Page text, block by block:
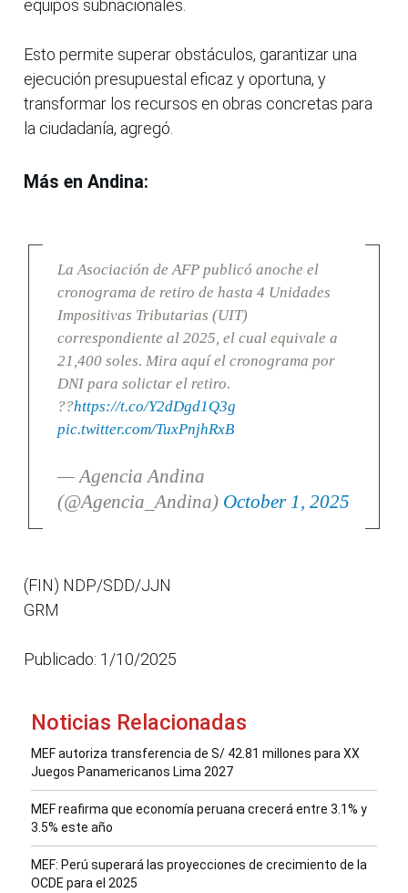
equipos subnacionales.
Esto permite superar obstáculos, garantizar una
ejecución presupuestal eficaz y oportuna, y
transformar los recursos en obras concretas para
la ciudadanía, agregó.
Más en Andina:
La Asociación de AFP publicó anoche el
cronograma de retiro de hasta 4 Unidades
Impositivas Tributarias (UIT)
correspondiente al 2025, el cual equivale a
21,400 soles. Mira aquí el cronograma por
DNI para solictar el retiro.
??https://t.co/Y2dDgd1Q3g
pic.twitter.com/TuxPnjhRxB
— Agencia Andina
(@Agencia_Andina) October 1, 2025
(FIN) NDP/SDD/JJN
GRM
Publicado: 1/10/2025
Noticias Relacionadas
MEF autoriza transferencia de S/ 42.81 millones para XX
Juegos Panamericanos Lima 2027
MEF reafirma que economía peruana crecerá entre 3.1% y
3.5% este año
MEF: Perú superará las proyecciones de crecimiento de la
OCDE para el 2025